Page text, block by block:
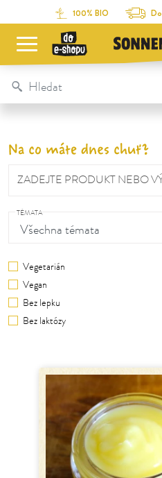
Na obsah stránky
Na seznam obsahu
100% BIO
Table Of Content
Na co máte dnes chuť?
ZADEJTE PRODUKT NEBO
TÉMATA
Vegetarián
Vegan
Bez lepku
Bez laktózy